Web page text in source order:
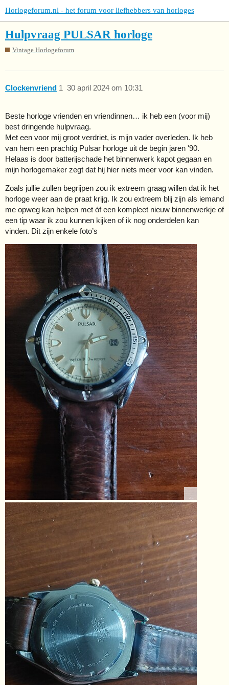
Horlogeforum.nl - het forum voor liefhebbers van horloges
Hulpvraag PULSAR horloge
Vintage Horlogeforum
Clockenvriend 30 april 2024 om 10:31
1
Beste horloge vrienden en vriendinnen… ik heb een (voor mij)
best dringende hulpvraag.
Met een voor mij groot verdriet, is mijn vader overleden. Ik heb
van hem een prachtig Pulsar horloge uit de begin jaren '90.
Helaas is door batterijschade het binnenwerk kapot gegaan en
mijn horlogemaker zegt dat hij hier niets meer voor kan vinden.
Zoals jullie zullen begrijpen zou ik extreem graag willen dat ik het
horloge weer aan de praat krijg. Ik zou extreem blij zijn als iemand
me opweg kan helpen met óf een kompleet nieuw binnenwerkje of
een tip waar ik zou kunnen kijken of ik nog onderdelen kan
vinden. Dit zijn enkele foto’s